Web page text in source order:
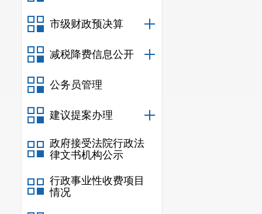
市级财政预决算
减税降费信息公开
公务员管理
建议提案办理
政府接受法院行政法
律文书机构公示
行政事业性收费项目
情况